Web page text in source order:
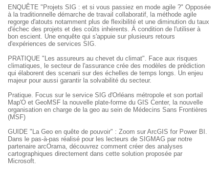
ENQUÊTE "Projets SIG : et si vous passiez en mode agile ?" Opposée
à la traditionnelle démarche de travail collaboratif, la méthode agile
regorge d'atouts notamment plus de flexibilité et une diminution du taux
d'échec des projets et des coûts inhérents. À condition de l'utiliser à
bon escient. Une enquête qui s'appuie sur plusieurs retours
d'expériences de services SIG.
PRATIQUE "Les assureurs au chevet du climat". Face aux risques
climatiques, le secteur de l'assurance crée des modèles de prédiction
qui élaborent des scenarii sur des échelles de temps longs. Un enjeu
majeur pour aussi garantir la solvabilité du secteur.
Pratique. Focus sur le service SIG d'Orléans métropole et son portail
Map'O et GeoMSF la nouvelle plate-forme du GIS Center, la nouvelle
organisation en charge de la geo au sein de Médecins Sans Frontières
(MSF)
GUIDE "La Geo en quête de pouvoir" : Zoom sur ArcGIS for Power BI.
Dans le pas-à-pas réalisé pour les lecteurs de SIGMAG par notre
partenaire arcOrama, découvrez comment créer des analyses
cartographiques directement dans cette solution proposée par
Microsoft.